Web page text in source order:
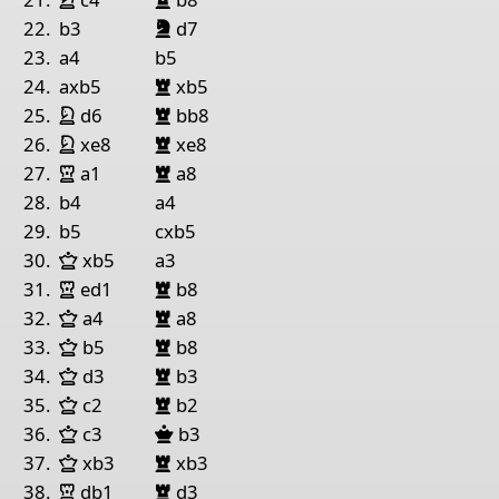
22. b3 Springer Schwarz
d7
23. a4
b5
24. axb5 Turm Schwarz
xb5
25.
Springer Weiß
d6 Turm Schwarz
bb8
26.
Springer Weiß
xe8 Turm Schwarz
xe8
27.
Turm Weiß
a1 Turm Schwarz
a8
28. b4
a4
29. b5
cxb5
30.
Dame Weiß
xb5
a3
31.
Turm Weiß
ed1 Turm Schwarz
b8
32.
Dame Weiß
a4 Turm Schwarz
a8
33.
Dame Weiß
b5 Turm Schwarz
b8
34.
Dame Weiß
d3 Turm Schwarz
b3
35.
Dame Weiß
c2 Turm Schwarz
b2
36.
Dame Weiß
c3 Dame Schwarz
b3
37.
Dame Weiß
xb3 Turm Schwarz
xb3
38.
Turm Weiß
db1 Turm Schwarz
d3